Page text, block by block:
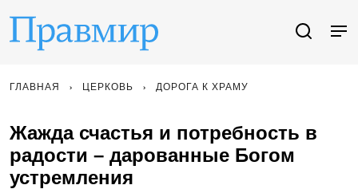
ГЛАВНАЯ ЦЕРКОВЬ ДОРОГА К ХРАМУ
Жажда счастья и потребность в
радости – дарованные Богом
устремления